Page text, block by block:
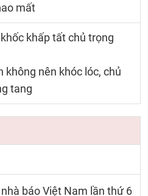
mất
khấp tất chủ trọng
không nên khóc lóc, chủ
tang
báo Việt Nam lần thứ 6